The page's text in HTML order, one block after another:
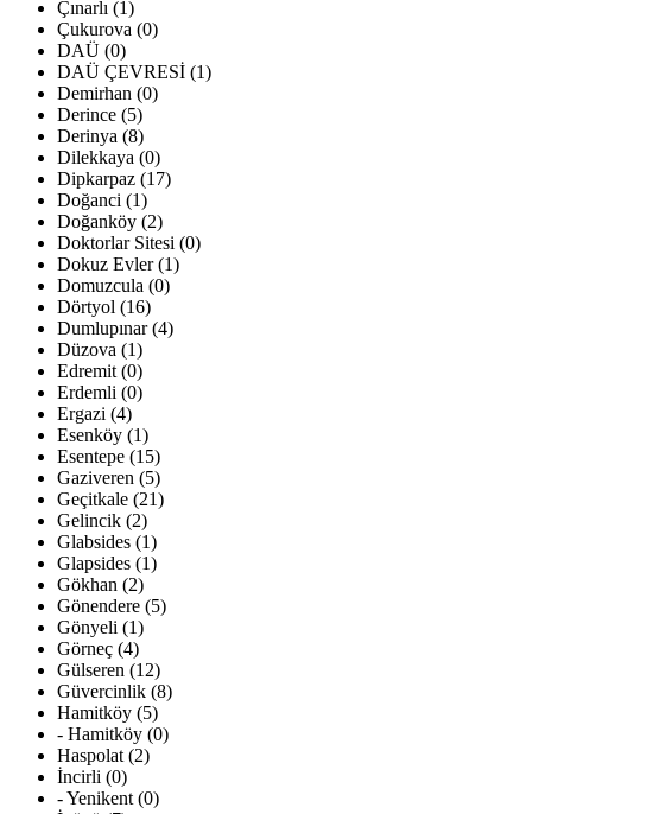
Çınarlı (1)
Çukurova (0)
DAÜ (0)
DAÜ ÇEVRESİ (1)
Demirhan (0)
Derince (5)
Derinya (8)
Dilekkaya (0)
Dipkarpaz (17)
Doğanci (1)
Doğanköy (2)
Doktorlar Sitesi (0)
Dokuz Evler (1)
Domuzcula (0)
Dörtyol (16)
Dumlupınar (4)
Düzova (1)
Edremit (0)
Erdemli (0)
Ergazi (4)
Esenköy (1)
Esentepe (15)
Gaziveren (5)
Geçitkale (21)
Gelincik (2)
Glabsides (1)
Glapsides (1)
Gökhan (2)
Gönendere (5)
Gönyeli (1)
Görneç (4)
Gülseren (12)
Güvercinlik (8)
Hamitköy (5)
- Hamitköy (0)
Haspolat (2)
İncirli (0)
- Yenikent (0)